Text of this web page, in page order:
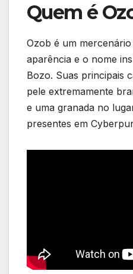
Quem é
Ozob é um
aparência e o nome
Bozo. Suas principais
pele extremamente
e uma granada no
presentes em